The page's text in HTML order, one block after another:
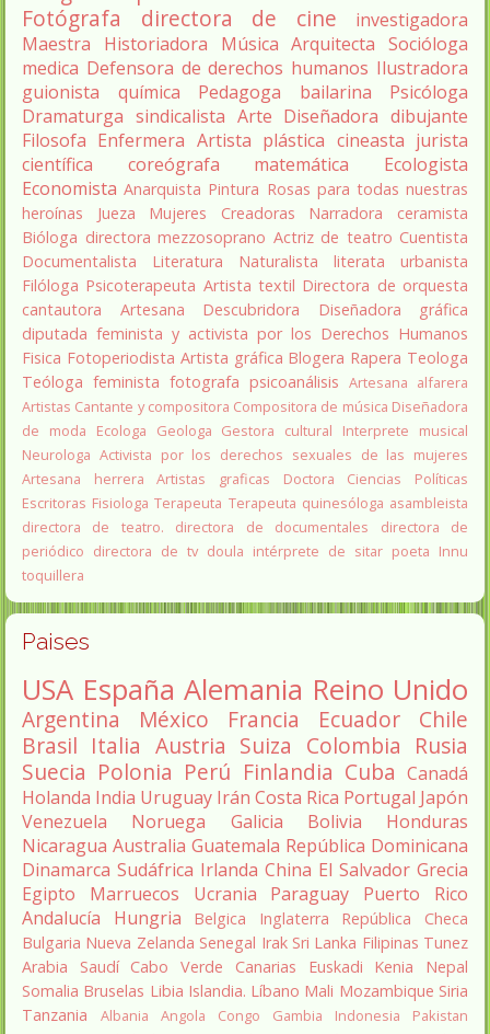
Fotógrafa
directora de cine
investigadora
Maestra
Historiadora Música Arquitecta Socióloga
medica Defensora de derechos humanos Ilustradora
guionista
química Pedagoga bailarina
Psicóloga
Dramaturga sindicalista Arte Diseñadora dibujante
Filosofa Enfermera Artista plástica cineasta jurista
científica
coreógrafa matemática
Ecologista
Economista Anarquista Pintura Rosas para todas nuestras
heroínas
Jueza Mujeres Creadoras Narradora
ceramista
Bióloga directora mezzosoprano Actriz de teatro Cuentista
Documentalista
Literatura Naturalista literata
urbanista
Filóloga Psicoterapeuta Artista textil Directora de orquesta
cantautora
Artesana Descubridora
Diseñadora gráfica
diputada feminista y activista por los Derechos Humanos
Fisica Fotoperiodista Artista gráfica Blogera Rapera Teologa
Teóloga feminista fotografa psicoanálisis Artesana alfarera
Artistas Cantante y compositora Compositora de música Diseñadora
de moda
Ecologa Geologa Gestora cultural
Interprete musical
Neurologa Activista por los derechos sexuales de las mujeres
Artesana herrera
Artistas graficas
Doctora Ciencias Políticas
Escritoras Fisiologa Terapeuta Terapeuta quinesóloga asambleista
directora de teatro.
directora de documentales
directora de
periódico directora de tv doula intérprete de sitar poeta Innu
toquillera
Paises
USA España Alemania Reino Unido
Argentina México Francia Ecuador
Chile
Brasil Italia Austria Suiza Colombia Rusia
Suecia Polonia Perú Finlandia Cuba Canadá
Holanda India Uruguay Irán Costa Rica Portugal Japón
Venezuela
Noruega Galicia Bolivia
Honduras
Nicaragua Australia Guatemala República Dominicana
Dinamarca Sudáfrica Irlanda China El Salvador Grecia
Egipto
Marruecos Ucrania Paraguay
Puerto Rico
Andalucía
Hungria Belgica Inglaterra
República Checa
Bulgaria Nueva Zelanda Senegal Irak Sri Lanka Filipinas Tunez
Arabia Saudí Cabo Verde Canarias Euskadi Kenia
Nepal
Somalia Bruselas Libia Islandia. Líbano Mali Mozambique Siria
Tanzania
Albania Angola Congo Gambia Indonesia
Pakistan